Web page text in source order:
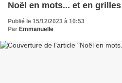
Noël en mots... et en grilles
Publié le 15/12/2023 à 10:53
Par Emmanuelle